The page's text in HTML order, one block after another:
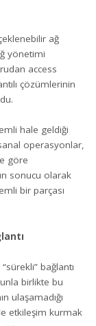
ağ
yönetimi
access
çözümlerinin
hale geldiği
operasyonlar,
göre
sonucu olarak
bir parçası
bağlantı
birlikte bu
ulaşamadığı
etkileşim kurmak